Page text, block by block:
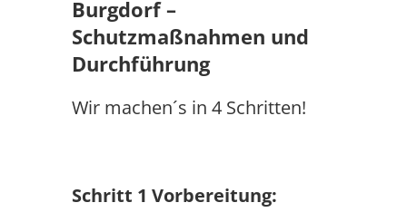
Burgdorf –
Schutzmaßnahmen und
Durchführung
Wir machen´s in 4 Schritten!
Schritt 1 Vorbereitung: